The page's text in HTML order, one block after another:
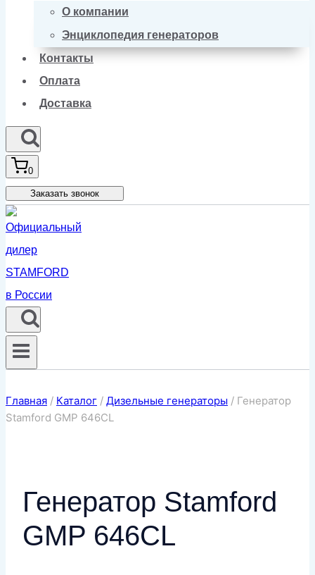
О компании
Энциклопедия генераторов
Контакты
Оплата
Доставка
0
Заказать звонок
Главная / Каталог / Дизельные генераторы / Генератор
Stamford GMP 646CL
Генератор Stamford
GMP 646CL